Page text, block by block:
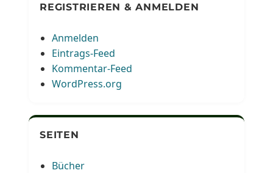
REGISTRIEREN & ANMELDEN
Anmelden
Eintrags-Feed
Kommentar-Feed
WordPress.org
SEITEN
Bücher